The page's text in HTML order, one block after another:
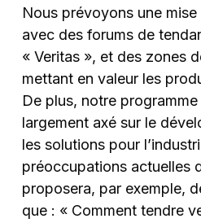
Nous prévoyons une
avec des forums de
« Veritas », et des zones
mettant en valeur les
De plus, notre
largement axé sur le
les solutions pour
préoccupations actuelles
proposera, par exemple,
que : « Comment tendre